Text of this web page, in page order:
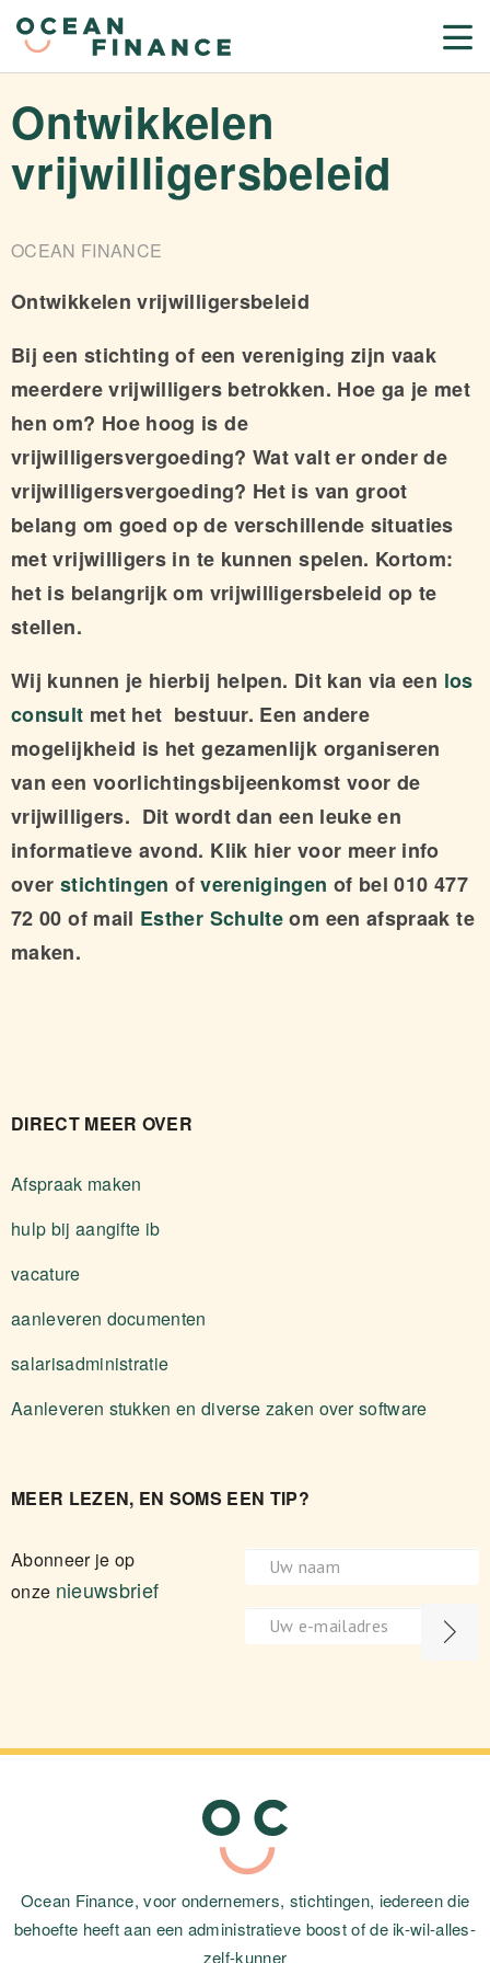
Ontwikkelen
vrijwilligersbeleid
OCEAN FINANCE
Ontwikkelen vrijwilligersbeleid
Bij een stichting of een vereniging zijn vaak
meerdere vrijwilligers betrokken. Hoe ga je met
hen om? Hoe hoog is de
vrijwilligersvergoeding? Wat valt er onder de
vrijwilligersvergoeding? Het is van groot
belang om goed op de verschillende situaties
met vrijwilligers in te kunnen spelen. Kortom:
het is belangrijk om vrijwilligersbeleid op te
stellen.
Wij kunnen je hierbij helpen. Dit kan via een los
consult met het bestuur. Een andere
mogelijkheid is het gezamenlijk organiseren
van een voorlichtingsbijeenkomst voor de
vrijwilligers. Dit wordt dan een leuke en
informatieve avond. Klik hier voor meer info
over stichtingen ofverenigingen of bel 010 477
72 00 of mail Esther Schulteom een afspraak te
maken.
DIRECT MEER OVER
Afspraak maken
hulp bij aangifte ib
vacature
aanleveren documenten
salarisadministratie
Aanleveren stukken en diverse zaken over software
MEER LEZEN, EN SOMS EEN TIP?
Abonneer je op
onze nieuwsbrief
Ocean Finance, voor ondernemers, stichtingen, iedereen die
behoefte heeft aan een administratieve boost of de ik-wil-alles-
zelf-kunner